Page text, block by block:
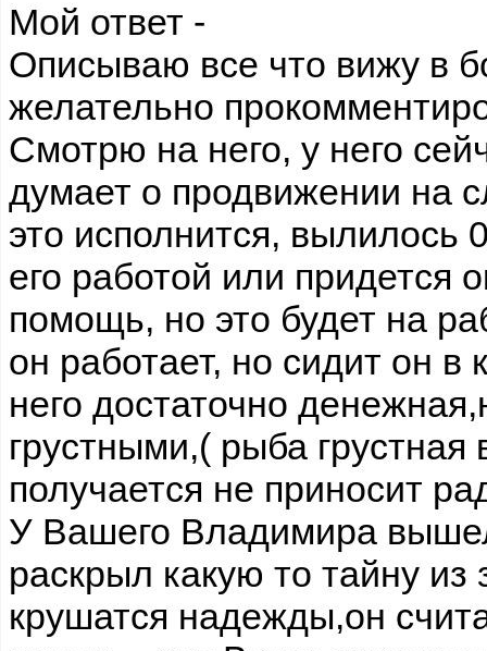
Мой ответ -
Описываю все что вижу в
желательно
Смотрю на него, у него
думает о продвижении на
это исполнится, вылилось
его работой или придется
помощь, но это будет на
он работает, но сидит он в
него достаточно
грустными,( рыба
получается не приносит
У Вашего Владимира
раскрыл какую то тайну из
крушатся надежды,он